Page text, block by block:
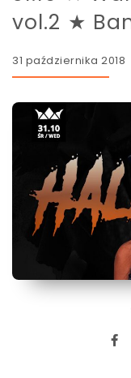
vol.2 ★
31 października 2018